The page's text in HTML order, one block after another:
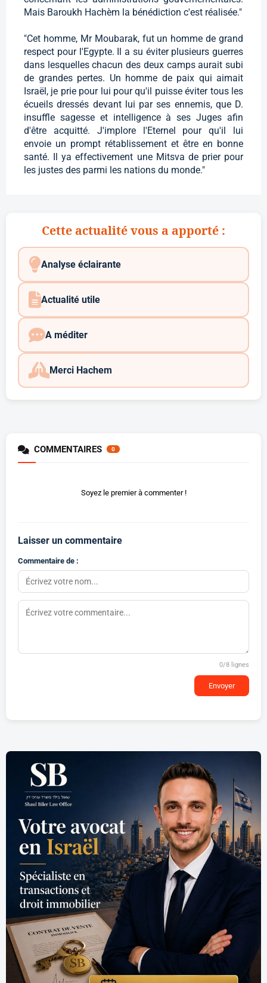
Mais Baroukh Hachèm la bénédiction c'est réalisée."
"Cet homme, Mr Moubarak, fut un homme de grand
respect pour l'Egypte. Il a su éviter plusieurs guerres
dans lesquelles chacun des deux camps aurait subi
de grandes pertes. Un homme de paix qui aimait
Israël, je prie pour lui pour qu'il puisse éviter tous les
écueils dressés devant lui par ses ennemis, que D.
insuffle sagesse et intelligence à ses Juges afin
d'être acquitté. J'implore l'Eternel pour qu'il lui
envoie un prompt rétablissement et être en bonne
santé. Il ya effectivement une Mitsva de prier pour
les justes des parmi les nations du monde."
Cette actualité vous a apporté :
Analyse éclairante
Actualité utile
A méditer
Merci Hachem
COMMENTAIRES 0
Soyez le premier à commenter !
Laisser un commentaire
Commentaire de :
0/8 lignes
Envoyer